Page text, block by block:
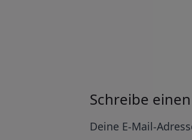
Schreibe
Deine E-Mail-